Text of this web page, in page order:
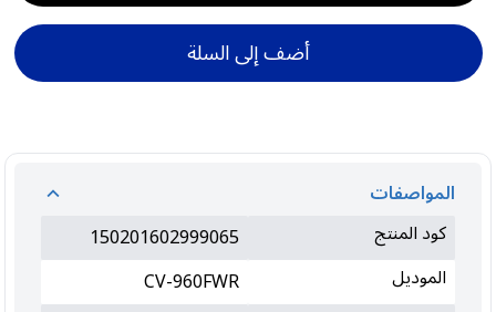
أضف إلى السلة
المواصفات
كود المنتج
150201602999065
الموديل
CV-960FWR